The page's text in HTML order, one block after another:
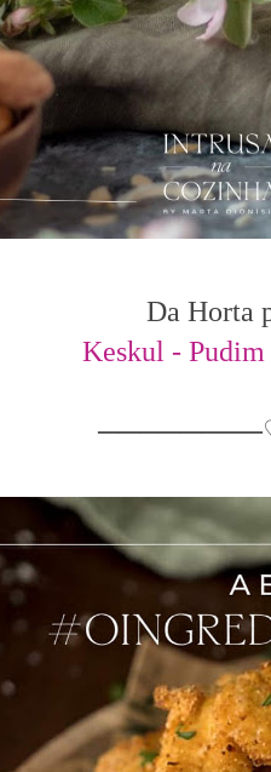
Da Horta
Keskul -